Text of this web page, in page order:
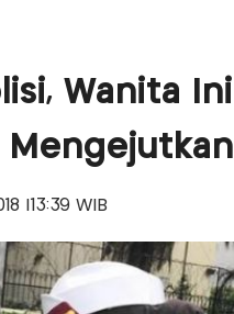
Wanita Ini
Mengejutkan
|13:39 WIB